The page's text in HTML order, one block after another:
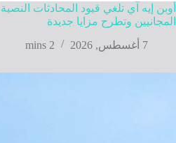
المجانيين وتطرح مزايا جديدة
7 أغسطس, 2026
2 mins